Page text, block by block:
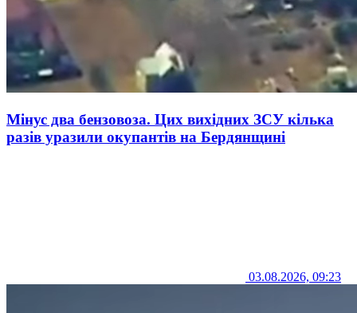
Мінус два бензовоза. Цих вихідних ЗСУ кілька
разів уразили окупантів на Бердянщині
03.08.2026, 09:23